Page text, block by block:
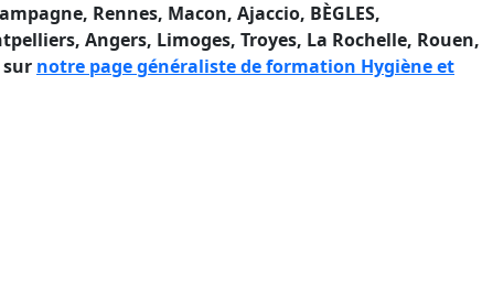
Rennes, Macon, Ajaccio, BÈGLES,
Angers, Limoges, Troyes, La Rochelle, Rouen,
sur notre page généraliste de formation Hygiène et